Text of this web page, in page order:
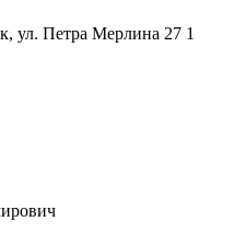
ул. Петра Мерлина 27 1